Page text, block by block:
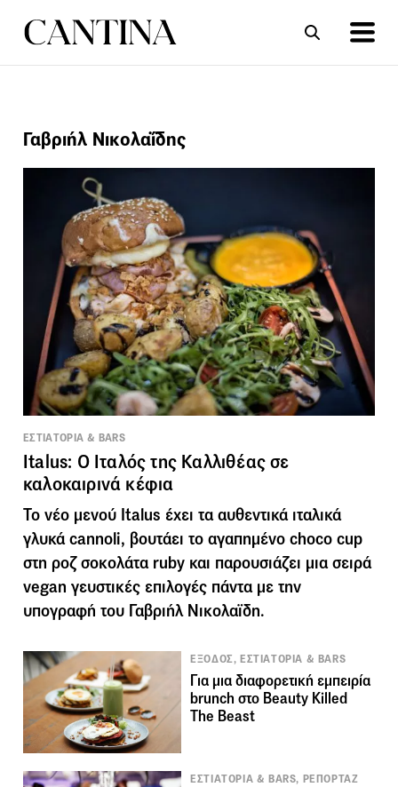
ΣΥΝΤΑΓΕΣ
Γαβριήλ Νικολαΐδης
ΕΣΤΙΑΤΟΡΙΑ & BARS
Ιtalus: Ο Ιταλός της Καλλιθέας σε
καλοκαιρινά κέφια
Το νέο μενού Italus έχει τα αυθεντικά ιταλικά
γλυκά cannoli, βουτάει το αγαπημένο choco cup
στη ροζ σοκολάτα ruby και παρουσιάζει μια σειρά
vegan γευστικές επιλογές πάντα με την
υπογραφή του Γαβριήλ Νικολαϊδη.
ΕΞΟΔΟΣ, ΕΣΤΙΑΤΟΡΙΑ & BARS
Για μια διαφορετική εμπειρία
brunch στο Beauty Killed
The Beast
ΕΣΤΙΑΤΟΡΙΑ & BARS, ΡΕΠΟΡΤΑΖ